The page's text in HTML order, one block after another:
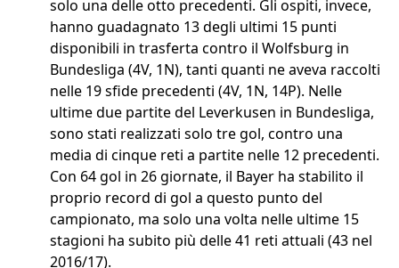
solo una delle otto precedenti. Gli ospiti, invece,
hanno guadagnato 13 degli ultimi 15 punti
disponibili in trasferta contro il Wolfsburg in
Bundesliga (4V, 1N), tanti quanti ne aveva raccolti
nelle 19 sfide precedenti (4V, 1N, 14P). Nelle
ultime due partite del Leverkusen in Bundesliga,
sono stati realizzati solo tre gol, contro una
media di cinque reti a partite nelle 12 precedenti.
Con 64 gol in 26 giornate, il Bayer ha stabilito il
proprio record di gol a questo punto del
campionato, ma solo una volta nelle ultime 15
stagioni ha subito più delle 41 reti attuali (43 nel
2016/17).